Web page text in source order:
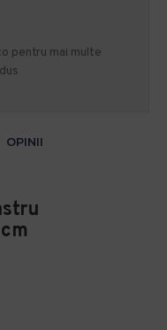
pentru mai multe
OPINII